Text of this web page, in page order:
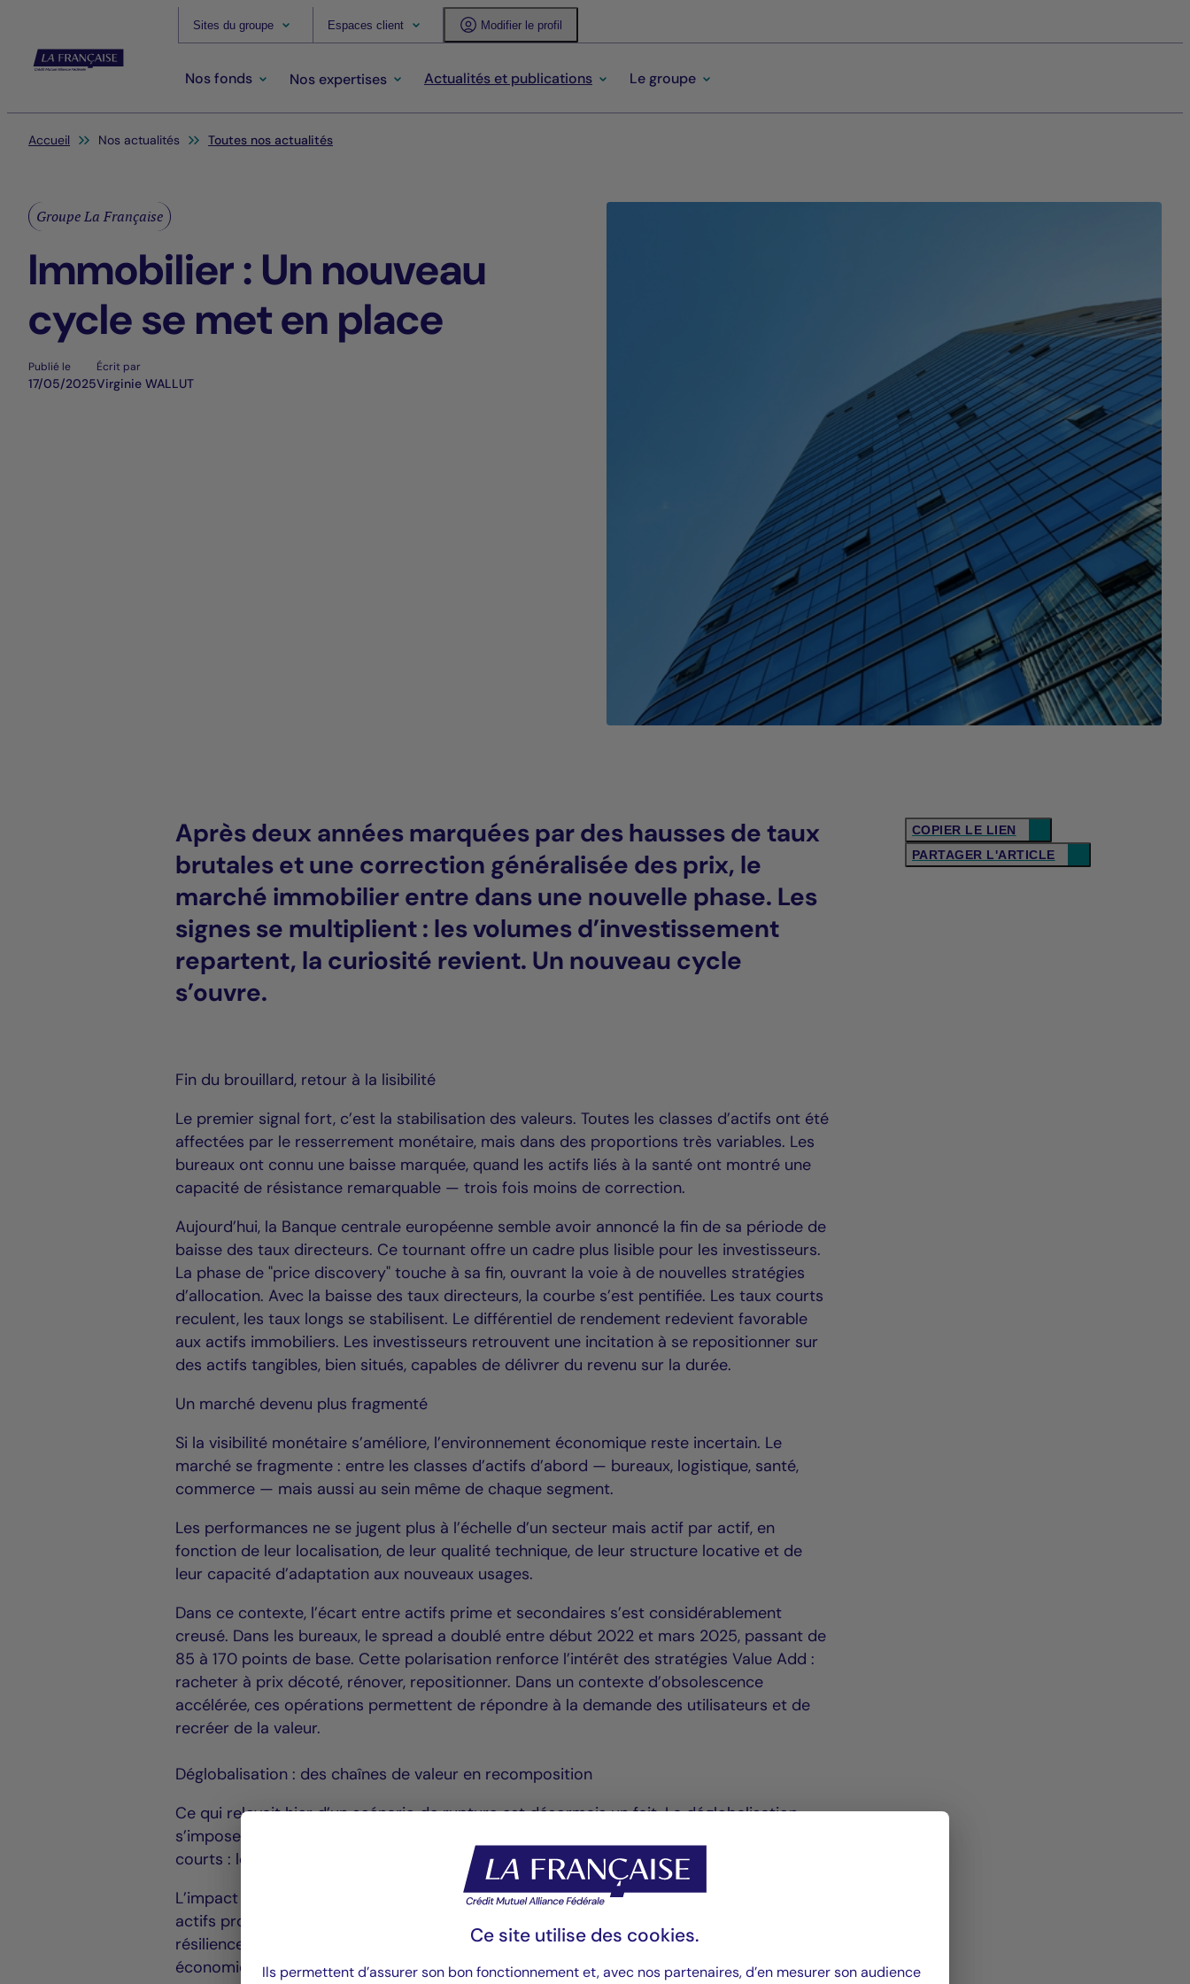
Sites du groupe Espaces client Modifier le profil
Nos fonds Nos expertises Actualités et publications Le groupe
Vous êtes ici:
Accueil Nos actualités Toutes nos actualités
Groupe La Française
Immobilier : Un nouveau
cycle se met en place
Publié le
17/05/2025
Écrit par
Virginie WALLUT
COPIER LE LIEN
PARTAGER L'ARTICLE
Après deux années marquées par des hausses de taux
brutales et une correction généralisée des prix, le
marché immobilier entre dans une nouvelle phase. Les
signes se multiplient : les volumes d’investissement
repartent, la curiosité revient. Un nouveau cycle
s’ouvre.
Fin du brouillard, retour à la lisibilité
Le premier signal fort, c’est la stabilisation des valeurs. Toutes les classes d’actifs ont été
affectées par le resserrement monétaire, mais dans des proportions très variables. Les
bureaux ont connu une baisse marquée, quand les actifs liés à la santé ont montré une
capacité de résistance remarquable — trois fois moins de correction.
Aujourd’hui, la Banque centrale européenne semble avoir annoncé la fin de sa période de
baisse des taux directeurs. Ce tournant offre un cadre plus lisible pour les investisseurs.
La phase de "price discovery" touche à sa fin, ouvrant la voie à de nouvelles stratégies
d’allocation. Avec la baisse des taux directeurs, la courbe s’est pentifiée. Les taux courts
reculent, les taux longs se stabilisent. Le différentiel de rendement redevient favorable
aux actifs immobiliers. Les investisseurs retrouvent une incitation à se repositionner sur
des actifs tangibles, bien situés, capables de délivrer du revenu sur la durée.
Un marché devenu plus fragmenté
Si la visibilité monétaire s’améliore, l’environnement économique reste incertain. Le
marché se fragmente : entre les classes d’actifs d’abord — bureaux, logistique, santé,
commerce — mais aussi au sein même de chaque segment.
Les performances ne se jugent plus à l’échelle d’un secteur mais actif par actif, en
fonction de leur localisation, de leur qualité technique, de leur structure locative et de
leur capacité d’adaptation aux nouveaux usages.
Dans ce contexte, l’écart entre actifs prime et secondaires s’est considérablement
creusé. Dans les bureaux, le spread a doublé entre début 2022 et mars 2025, passant de
85 à 170 points de base. Cette polarisation renforce l’intérêt des stratégies Value Add :
racheter à prix décoté, rénover, repositionner. Dans un contexte d’obsolescence
accélérée, ces opérations permettent de répondre à la demande des utilisateurs et de
recréer de la valeur.
Déglobalisation : des chaînes de valeur en recomposition
Ce qui relevait hier d’un scénario de rupture est désormais un fait. La déglobalisation
s’impose comme un mouvement de fond. Tensions géopolitiques, relocalisations, circuits
courts : les chaînes logistiques se réorganisent.
L’impact est direct sur l’immobilier logistique. Les investisseurs cherchent désormais des
actifs proches des zones de consommation, capables de garantir flexibilité, réactivité et
résilience. Les locaux d’activités bien situés, adaptables et intégrés dans les tissus
économiques locaux sont les grands gagnants de cette recomposition.
Ce site utilise des cookies.
Ils permettent d’assurer son bon fonctionnement et, avec nos partenaires, d’en mesurer son audience